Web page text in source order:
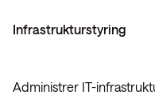
Infrastrukturstyring
Administrer IT-